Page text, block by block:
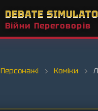
DEBATE
Війни Переговорів
Персонажі › Коміки ›